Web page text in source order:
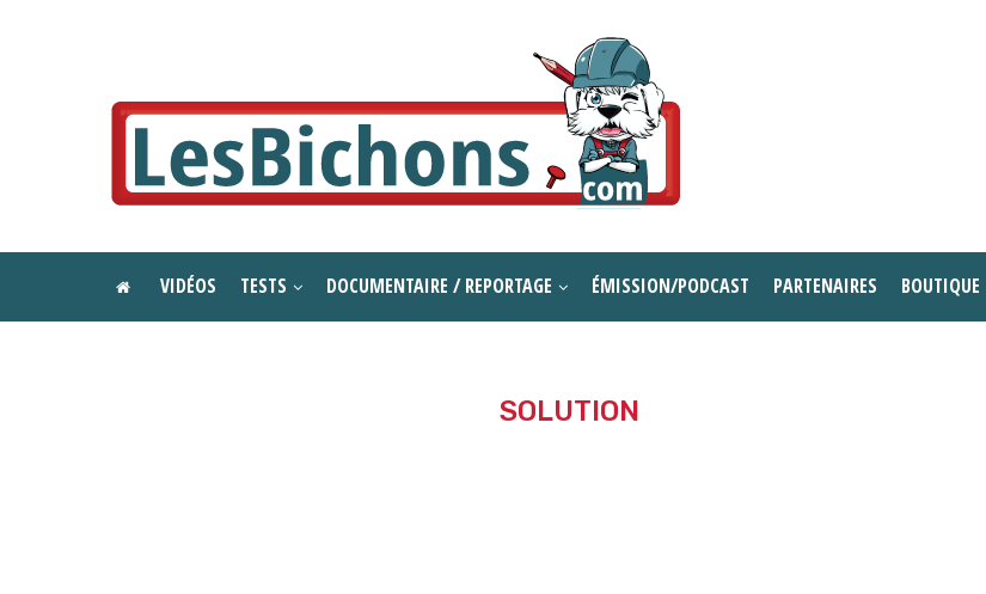
VIDÉOS TESTS DOCUMENTAIRE / REPORTAGE ÉMISSION/PODCAST PARTENAIRES BOUTIQUE
SOLUTION